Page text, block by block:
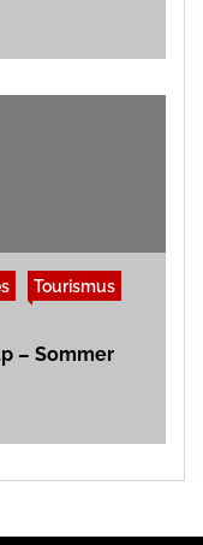
Tourismus
– Sommer